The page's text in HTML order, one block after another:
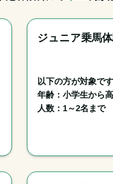
ジュニア乗馬
以下の方が対象です
年齢：小学生から
人数：1～2名まで